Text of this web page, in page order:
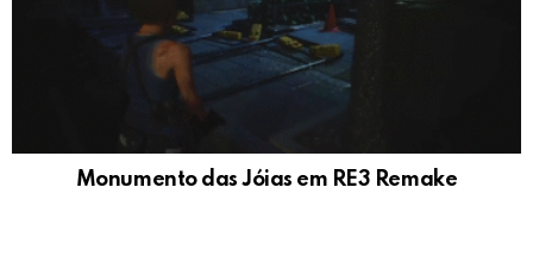
Monumento das Jóias em RE3 Remake